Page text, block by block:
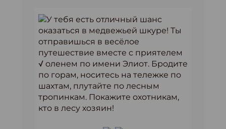
У тебя есть отличный шанс
оказаться в медвежьей шкуре! Ты
отправишься в весёлое
путешествие вместе с приятелем
√ оленем по имени Элиот. Бродите
по горам, носитесь на тележке по
шахтам, плутайте по лесным
тропинкам. Покажите охотникам,
кто в лесу хозяин!